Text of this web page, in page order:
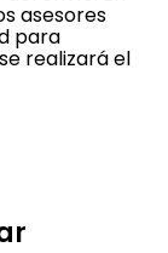
asesores
para
realizará el